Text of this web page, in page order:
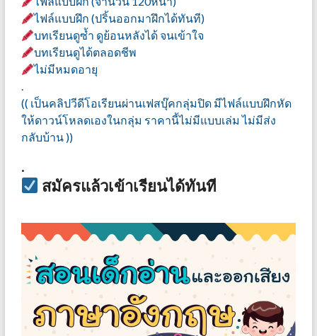
ไฟล์แบบฝึก (ปริ้นออกมาฝึกได้ทันที)
บทเรียนดูซ้ำ ดูย้อนหลังได้ จนเข้าใจ
บทเรียนดูได้ตลอดชีพ
ไม่มีหมดอายุ
.
(( เป็นคลิปวีดีโอเรียนผ่านเฟสบุ๊คกลุ่มปิด มีไฟล์แบบฝึกหัด
ให้ดาวน์โหลดเองในกลุ่ม ราคานี้ไม่มีแบบเล่ม ไม่มีส่ง
กลับบ้าน ))
.
สมัครแล้วเข้าเรียนได้ทันที